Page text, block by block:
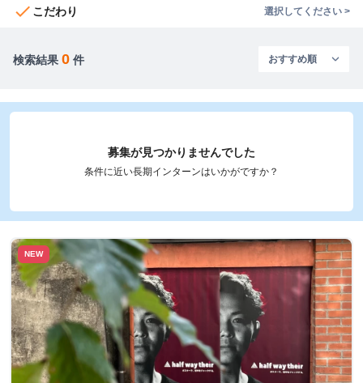
check こだわり 選択してください >
検索結果 0 件
募集が見つかりませんでした
条件に近い長期インターンはいかがですか？
NEW